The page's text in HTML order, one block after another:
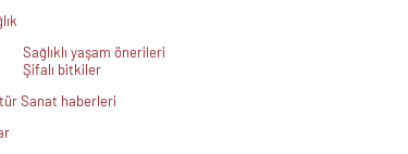
Sağlıklı yaşam önerileri
Şifalı bitkiler
Sanat haberleri